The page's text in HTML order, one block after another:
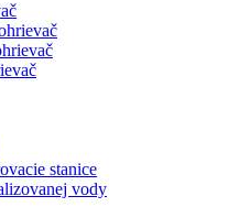
stanice
vody